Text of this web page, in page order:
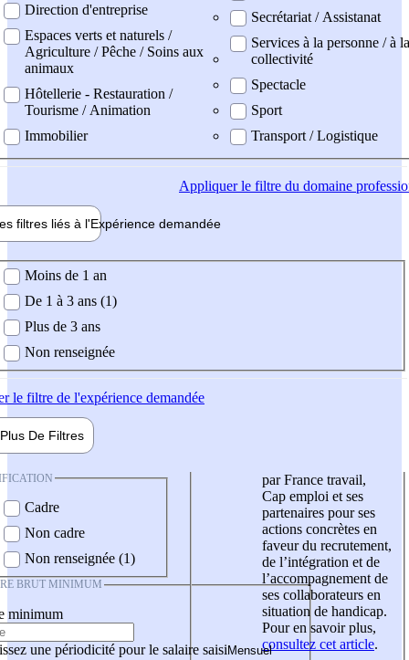
Direction d'entreprise
Espaces verts et naturels /
Agriculture / Pêche / Soins aux
animaux
Hôtellerie - Restauration /
Tourisme / Animation
Immobilier
Secrétariat / Assistanat
Services à la personne / à la
collectivité
Spectacle
Sport
Transport / Logistique
Appliquerle filtre du domaine
filtres liés à l'Expérience demandée
demandée
Moins de 1 an
De 1 à 3 ans (1)
Plus de 3 ans
Non renseignée
le filtre de l'expérience demandée
Plus De Filtres
Cadre
Non cadre
Non renseignée (1)
BRUT MINIMUM
minimum
une périodicité pour le salaire saisi
par France travail,
Cap emploi et ses
partenaires pour ses
actions concrètes en
faveur du recrutement,
de l’intégration et de
l’accompagnement de
ses collaborateurs en
situation de handicap.
Pour en savoir plus,
consultez cet article.